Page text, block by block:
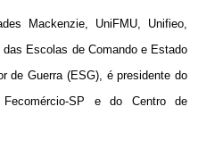
Mackenzie, UniFMU, Unifieo,
Escolas de Comando e Estado
de Guerra (ESG), é presidente do
SP e do Centro de